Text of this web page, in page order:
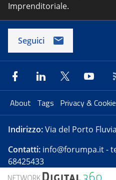
Imprenditoriale.
Seguici
About Tags Privacy & Cookie
Indirizzo:Via del Porto
Contatti: info@forumpa.it-
68425433